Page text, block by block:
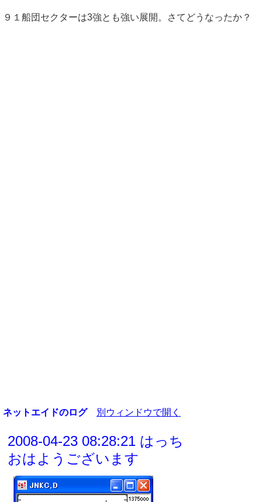
９１船団セクターは3強とも強い展開。さてどうなったか？
ネットエイドのログ 別ウィンドウで開く